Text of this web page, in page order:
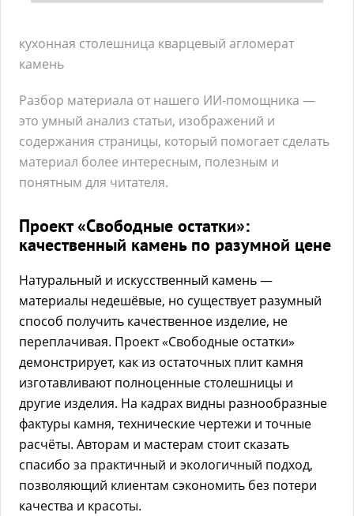
кухонная столешница кварцевый агломерат
камень
Разбор материала от нашего ИИ-помощника —
это умный анализ статьи, изображений и
содержания страницы, который помогает сделать
материал более интересным, полезным и
понятным для читателя.
Проект «Свободные остатки»:
качественный камень по разумной цене
Натуральный и искусственный камень —
материалы недешёвые, но существует разумный
способ получить качественное изделие, не
переплачивая. Проект «Свободные остатки»
демонстрирует, как из остаточных плит камня
изготавливают полноценные столешницы и
другие изделия. На кадрах видны разнообразные
фактуры камня, технические чертежи и точные
расчёты. Авторам и мастерам стоит сказать
спасибо за практичный и экологичный подход,
позволяющий клиентам сэкономить без потери
качества и красоты.